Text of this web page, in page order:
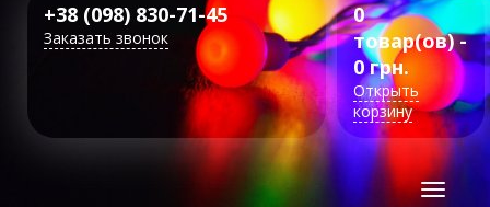
+38 (098) 830-71-45
Заказать звонок
0
товар(ов) -
0 грн.
Открыть
корзину
Toggle